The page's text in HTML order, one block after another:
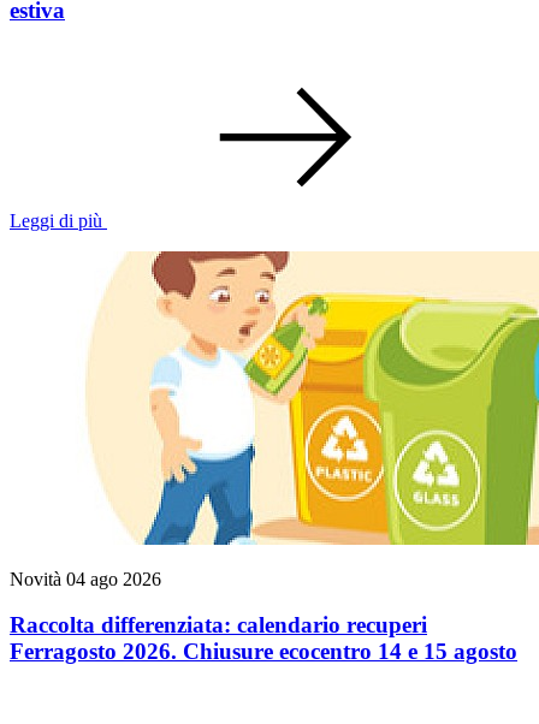
estiva
Leggi di più
Novità 04 ago 2026
Raccolta differenziata: calendario recuperi
Ferragosto 2026. Chiusure ecocentro 14 e 15 agosto